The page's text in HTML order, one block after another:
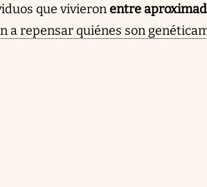
que vivieron entre
a repensar quiénes son